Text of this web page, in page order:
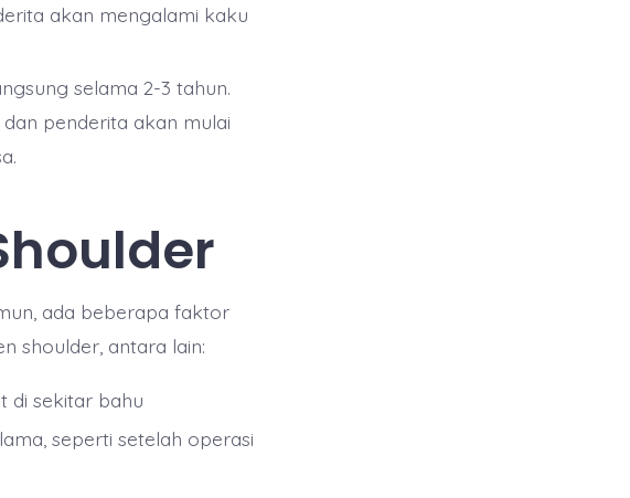
akan mengalami kaku
selama 2-3 tahun.
penderita akan mulai
ada beberapa faktor
shoulder, antara lain:
di sekitar bahu
seperti setelah operasi